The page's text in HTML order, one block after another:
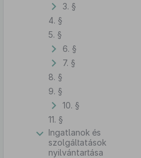
3. §
4. §
5. §
6. §
7. §
8. §
9. §
10. §
11. §
Ingatlanok és
szolgáltatások
nyilvántartása